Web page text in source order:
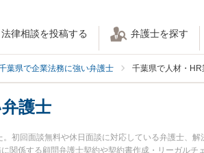
法律相談を投稿する 弁護士を探す
葉県で企業法務に強い弁護士 千葉県で人材・
護士
初回面談無料や休日面談に対応している弁護士、
関係する顧問弁護士契約や契約書作成・リーガル